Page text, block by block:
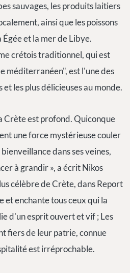
sauvages, les produits laitiers
ainsi que les poissons
et la mer de Libye.
crétois traditionnel, qui est
méditerranéen", est l'une des
et les plus délicieuses au monde.
Crète est profond. Quiconque
une force mystérieuse couler
dans ses veines,
à grandir », a écrit Nikos
célèbre de Crète, dans Report
et enchante tous ceux qui la
d'un esprit ouvert et vif ; Les
fiers de leur patrie, connue
est irréprochable.